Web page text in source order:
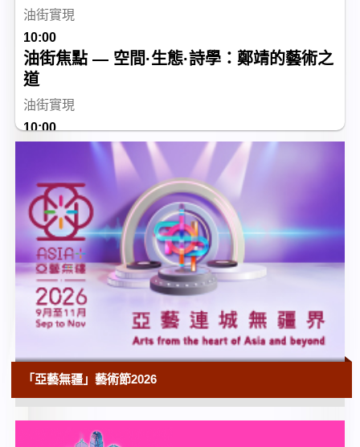
油街實現
10:00
油街焦點 — 空間·生態·詩學：鄭靖的藝術之
道
油街實現
10:00
油街實現
10:00
vA! 駐留 — 穿鑿：如果伯活樓......
香港視覺藝術中心
10:00
循聲覓道展覽系列─香港非物質文化遺產
香港非物質文化遺產中心
野外生態攝影年展
香港科學館 | 展期至2026年9月2日
香港賽馬會呈獻系列：長安萬象—陝西隋唐
「亞藝無疆」藝術節2026